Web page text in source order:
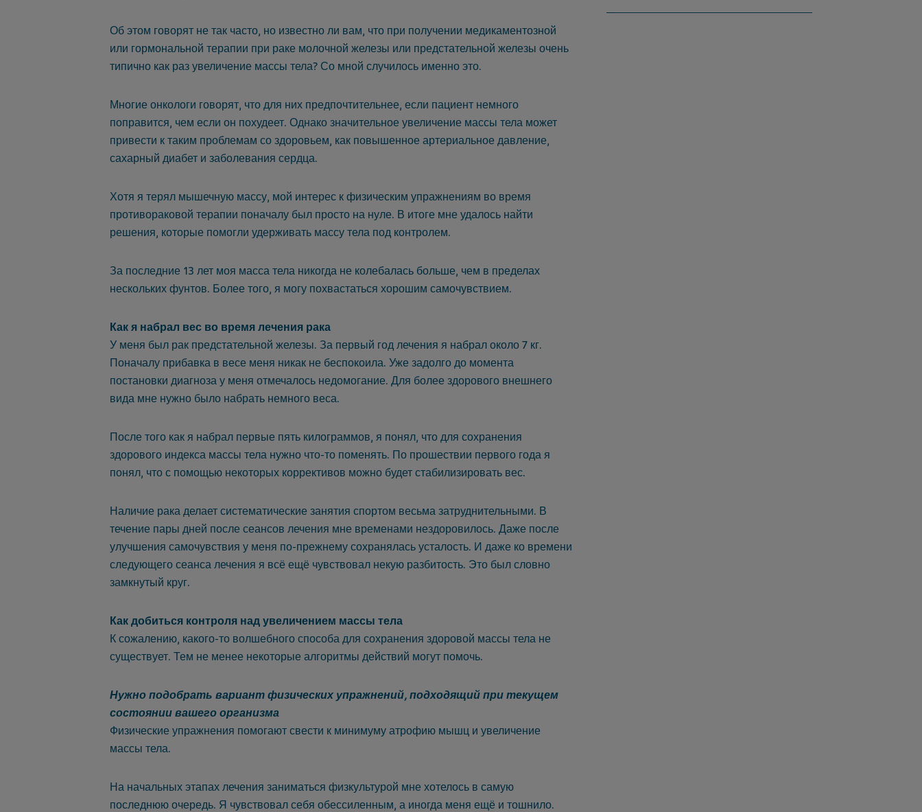
Об этом говорят не так часто, но известно ли вам, что при получении медикаментозной
или гормональной терапии при раке молочной железы или предстательной железы очень
типично как раз увеличение массы тела? Со мной случилось именно это.
Многие онкологи говорят, что для них предпочтительнее, если пациент немного
поправится, чем если он похудеет. Однако значительное увеличение массы тела может
привести к таким проблемам со здоровьем, как повышенное артериальное давление,
сахарный диабет и заболевания сердца.
Хотя я терял мышечную массу, мой интерес к физическим упражнениям во время
противораковой терапии поначалу был просто на нуле. В итоге мне удалось найти
решения, которые помогли удерживать массу тела под контролем.
За последние 13 лет моя масса тела никогда не колебалась больше, чем в пределах
нескольких фунтов. Более того, я могу похвастаться хорошим самочувствием.
Как я набрал вес во время лечения рака
У меня был рак предстательной железы. За первый год лечения я набрал около 7 кг.
Поначалу прибавка в весе меня никак не беспокоила. Уже задолго до момента
постановки диагноза у меня отмечалось недомогание. Для более здорового внешнего
вида мне нужно было набрать немного веса.
После того как я набрал первые пять килограммов, я понял, что для сохранения
здорового индекса массы тела нужно что-то поменять. По прошествии первого года я
понял, что с помощью некоторых коррективов можно будет стабилизировать вес.
Наличие рака делает систематические занятия спортом весьма затруднительными. В
течение пары дней после сеансов лечения мне временами нездоровилось. Даже после
улучшения самочувствия у меня по-прежнему сохранялась усталость. И даже ко времени
следующего сеанса лечения я всё ещё чувствовал некую разбитость. Это был словно
замкнутый круг.
Как добиться контроля над увеличением массы тела
К сожалению, какого-то волшебного способа для сохранения здоровой массы тела не
существует. Тем не менее некоторые алгоритмы действий могут помочь.
Нужно подобрать вариант физических упражнений, подходящий при текущем
состоянии вашего организма
Физические упражнения помогают свести к минимуму атрофию мышц и увеличение
массы тела.
На начальных этапах лечения заниматься физкультурой мне хотелось в самую
последнюю очередь. Я чувствовал себя обессиленным, а иногда меня ещё и тошнило.